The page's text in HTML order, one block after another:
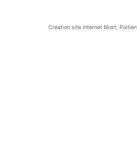
Création site internet Niort,